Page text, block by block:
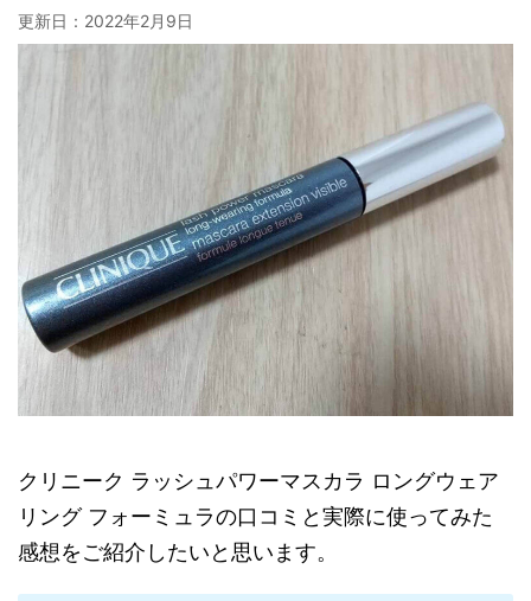
更新日： 2022年2月9日
クリニーク ラッシュパワーマスカラ ロングウェア
リング フォーミュラの口コミと実際に使ってみた
感想をご紹介したいと思います。